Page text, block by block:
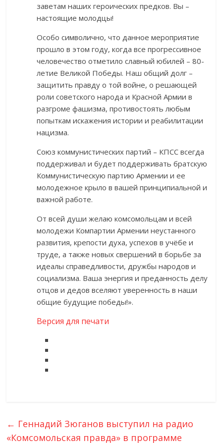
заветам наших героических предков. Вы –
настоящие молодцы!
Особо символично, что данное мероприятие
прошло в этом году, когда все прогрессивное
человечество отметило славный юбилей – 80-
летие Великой Победы. Наш общий долг –
защитить правду о той войне, о решающей
роли советского народа и Красной Армии в
разгроме фашизма, противостоять любым
попыткам искажения истории и реабилитации
нацизма.
Союз коммунистических партий – КПСС всегда
поддерживал и будет поддерживать братскую
Коммунистическую партию Армении и ее
молодежное крыло в вашей принципиальной и
важной работе.
От всей души желаю комсомольцам и всей
молодежи Компартии Армении неустанного
развития, крепости духа, успехов в учёбе и
труде, а также новых свершений в борьбе за
идеалы справедливости, дружбы народов и
социализма. Ваша энергия и преданность делу
отцов и дедов вселяют уверенность в наши
общие будущие победы!».
Версия для печати
← Геннадий Зюганов выступил на радио
«Комсомольская правда» в программе